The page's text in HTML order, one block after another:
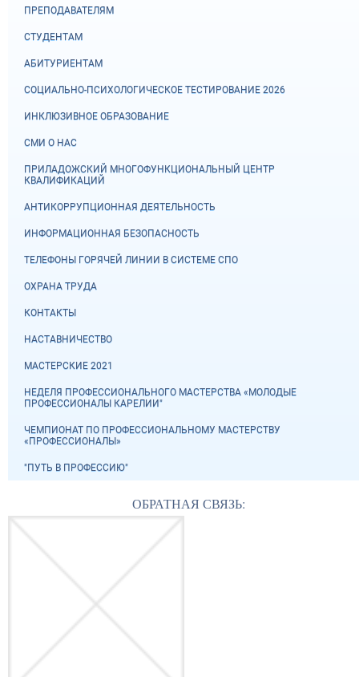
ПРЕПОДАВАТЕЛЯМ
СТУДЕНТАМ
АБИТУРИЕНТАМ
СОЦИАЛЬНО-ПСИХОЛОГИЧЕСКОЕ ТЕСТИРОВАНИЕ 2026
ИНКЛЮЗИВНОЕ ОБРАЗОВАНИЕ
СМИ О НАС
ПРИЛАДОЖСКИЙ МНОГОФУНКЦИОНАЛЬНЫЙ ЦЕНТР
КВАЛИФИКАЦИЙ
АНТИКОРРУПЦИОННАЯ ДЕЯТЕЛЬНОСТЬ
ИНФОРМАЦИОННАЯ БЕЗОПАСНОСТЬ
ТЕЛЕФОНЫ ГОРЯЧЕЙ ЛИНИИ В СИСТЕМЕ СПО
ОХРАНА ТРУДА
КОНТАКТЫ
НАСТАВНИЧЕСТВО
МАСТЕРСКИЕ 2021
НЕДЕЛЯ ПРОФЕССИОНАЛЬНОГО МАСТЕРСТВА «МОЛОДЫЕ
ПРОФЕССИОНАЛЫ КАРЕЛИИ"
ЧЕМПИОНАТ ПО ПРОФЕССИОНАЛЬНОМУ МАСТЕРСТВУ
«ПРОФЕССИОНАЛЫ»
"ПУТЬ В ПРОФЕССИЮ"
ОБРАТНАЯ СВЯЗЬ: